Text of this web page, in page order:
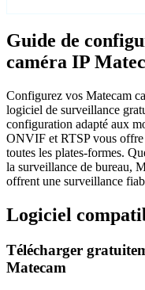
Guide de
caméra IP
Configurez vos Matecam
logiciel de surveillance
configuration adapté aux
ONVIF et RTSP vous
toutes les plates-formes.
la surveillance de bureau,
offrent une surveillance
Logiciel
Télécharger
Matecam